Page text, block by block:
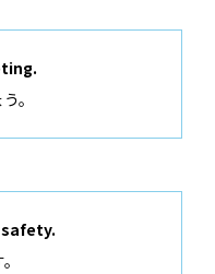
。